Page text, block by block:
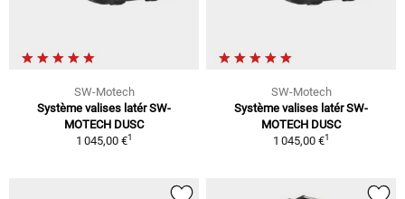
SW-Motech
Système valises latér SW-
MOTECH DUSC
1 045,00 €1
SW-Motech
Système valises latér SW-
MOTECH DUSC
1 045,00 €1